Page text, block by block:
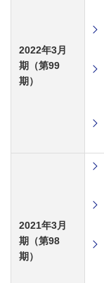
2022年3月
期（第99
期）
2021年3月
期（第98
期）